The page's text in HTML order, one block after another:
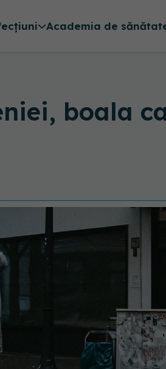
Academia de
boala